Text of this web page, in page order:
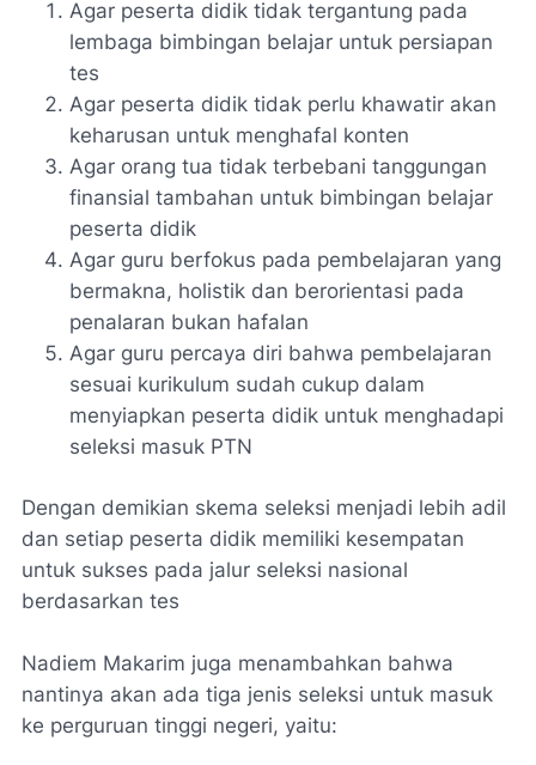
Agar peserta didik tidak tergantung pada
lembaga bimbingan belajar untuk persiapan
tes
Agar peserta didik tidak perlu khawatir akan
keharusan untuk menghafal konten
Agar orang tua tidak terbebani tanggungan
finansial tambahan untuk bimbingan belajar
peserta didik
Agar guru berfokus pada pembelajaran yang
bermakna, holistik dan berorientasi pada
penalaran bukan hafalan
Agar guru percaya diri bahwa pembelajaran
sesuai kurikulum sudah cukup dalam
menyiapkan peserta didik untuk menghadapi
seleksi masuk PTN
Dengan demikian skema seleksi menjadi lebih adil
dan setiap peserta didik memiliki kesempatan
untuk sukses pada jalur seleksi nasional
berdasarkan tes
Nadiem Makarim juga menambahkan bahwa
nantinya akan ada tiga jenis seleksi untuk masuk
ke perguruan tinggi negeri, yaitu: